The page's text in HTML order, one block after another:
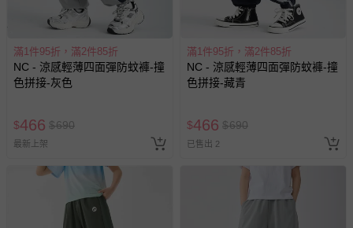
滿1件95折，滿2件85折
NC - 涼感輕薄四面彈防蚊褲-撞
色拼接-灰色
$466 $690
最新上架
滿1件95折，滿2件85折
NC - 涼感輕薄四面彈防蚊褲-撞
色拼接-藏青
$466 $690
已售出 2